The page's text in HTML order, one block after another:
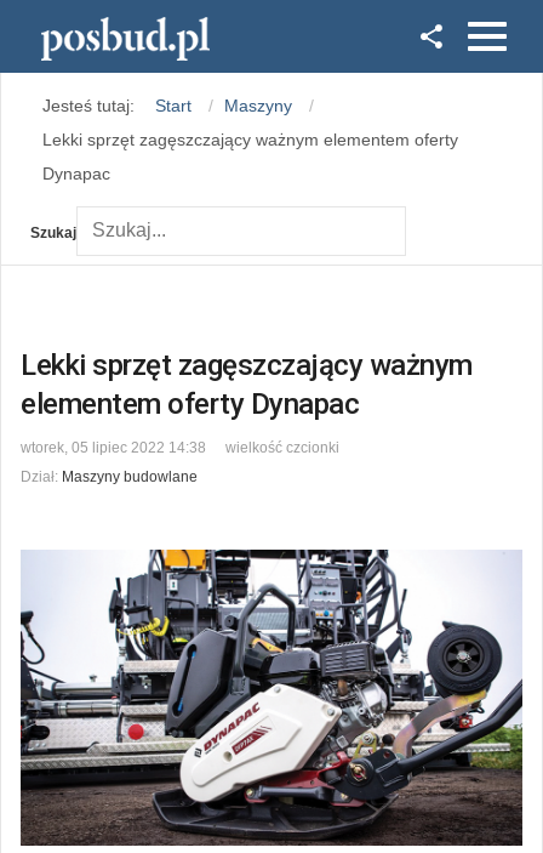
Instagram
Jesteś tutaj: Start
Maszyny
Lekki sprzęt zagęszczający ważnym elementem oferty
Dynapac
Szukaj
Lekki sprzęt zagęszczający ważnym
elementem oferty Dynapac
wtorek, 05 lipiec 2022 14:38
wielkość czcionki
Dział: Maszyny budowlane